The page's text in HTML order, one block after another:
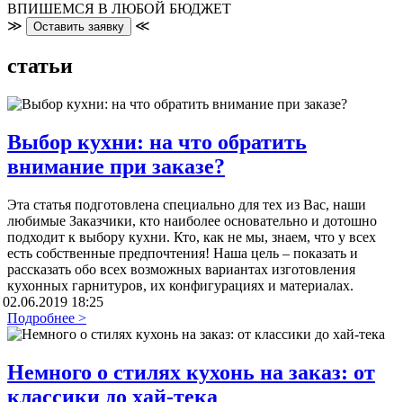
ВПИШЕМСЯ В ЛЮБОЙ БЮДЖЕТ
≫
Оставить заявку ≪
статьи
Выбор кухни: на что обратить
внимание при заказе?
Эта статья подготовлена специально для тех из Вас, наши
любимые Заказчики, кто наиболее основательно и дотошно
подходит к выбору кухни. Кто, как не мы, знаем, что у всех
есть собственные предпочтения! Наша цель – показать и
рассказать обо всех возможных вариантах изготовления
кухонных гарнитуров, их конфигурациях и материалах.
02.06.2019 18:25
Подробнее >
Немного о стилях кухонь на заказ: от
классики до хай-тека